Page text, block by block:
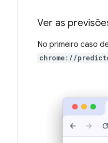
Ver as
No primeiro caso
chrome://